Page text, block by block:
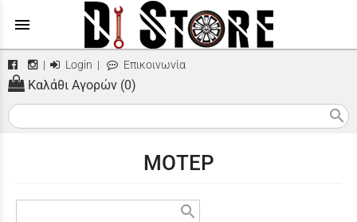
menu
| Login | Επικοινωνία
Καλάθι Αγορών (0)
search
ΜΟΤΕΡ
search